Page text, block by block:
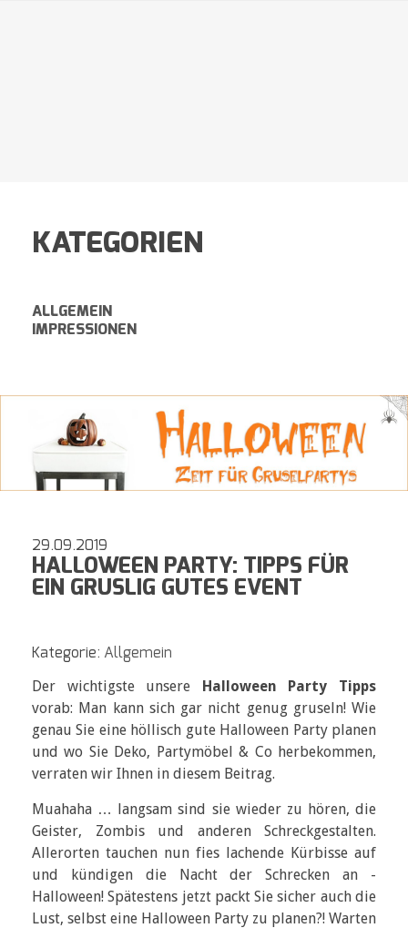
KATEGORIEN
ALLGEMEIN
IMPRESSIONEN
29.09.2019
HALLOWEEN PARTY: TIPPS FÜR
EIN GRUSLIG GUTES EVENT
Kategorie: Allgemein
Der wichtigste unsere Halloween Party Tipps
vorab: Man kann sich gar nicht genug gruseln! Wie
genau Sie eine höllisch gute Halloween Party planen
und wo Sie Deko, Partymöbel & Co herbekommen,
verraten wir Ihnen in diesem Beitrag.
Muahaha … langsam sind sie wieder zu hören, die
Geister, Zombis und anderen Schreckgestalten.
Allerorten tauchen nun fies lachende Kürbisse auf
und kündigen die Nacht der Schrecken an -
Halloween! Spätestens jetzt packt Sie sicher auch die
Lust, selbst eine Halloween Party zu planen?! Warten